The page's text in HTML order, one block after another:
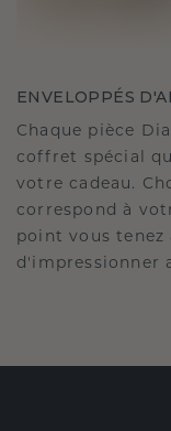
ENVELOPPÉS
Chaque pièce
coffret spécial
votre cadeau.
correspond à
point vous tenez
d'impressionner